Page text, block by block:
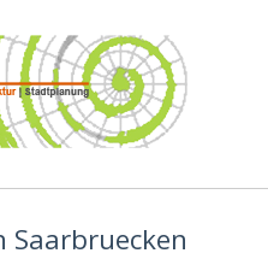
Saarbruecken